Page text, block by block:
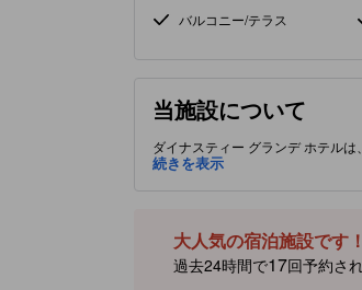
バルコニー/テラス
当施設について
ダイナスティー グランデ ホテル
施設です。塩処理された屋外プー
す。信頼できるサービスとカジュ
用のバルコニーやテラスが付いて
報が正確でない可能性があります。
続きを表示
大人気の宿泊施設です！
過去24時間で17回予約さ